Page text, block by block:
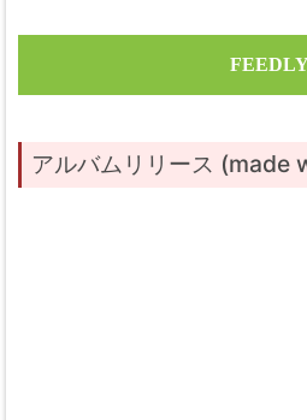
アルバムリリース (made